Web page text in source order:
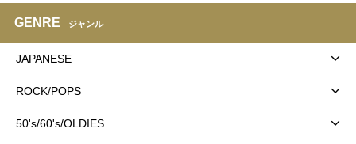
GENRE ジャンル
JAPANESE
ROCK/POPS
50's/60's/OLDIES